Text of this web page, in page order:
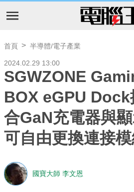
首頁 半導體/電子產業
2024.02.29 13:00
SGWZONE
BOX eGPU
合GaN充電器與
可自由更換連接模
國寶大師 李文恩